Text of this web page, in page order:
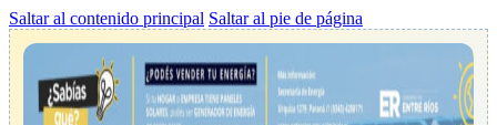
Saltar al contenido principal Saltar al pie de página